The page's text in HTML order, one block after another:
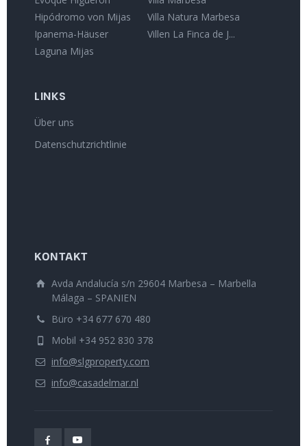
Hipódromo von Mijas
Ipanema-Häuser
Laguna Mijas
Villa Natura Marbesa
Villen La Finca de J...
LINKS
Über uns
Datenschutzrichtlinie
KONTAKT
Avda Andalucía s/n 29604 Marbesa – Marbella
Málaga – SPANIEN
Büro +34 677 670 480
Mobil +34 952 830 378
info@slgproperty.com
info@casadelmar.nl